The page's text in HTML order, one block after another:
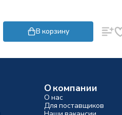
В корзину
О компании
О нас
Для поставщиков
Наши вакансии